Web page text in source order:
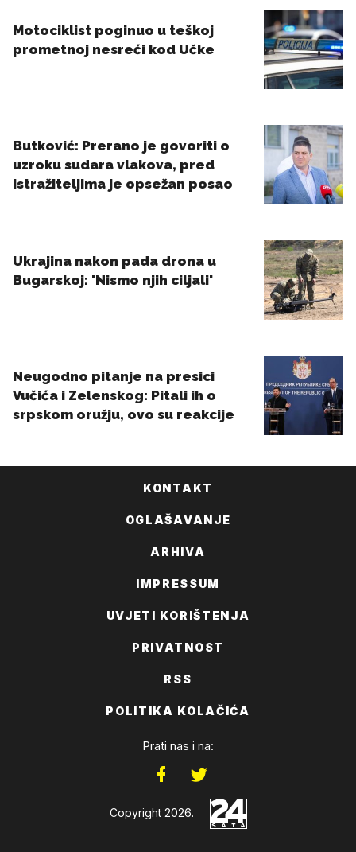
KONTAKT
OGLAŠAVANJE
ARHIVA
IMPRESSUM
UVJETI KORIŠTENJA
PRIVATNOST
RSS
POLITIKA KOLAČIĆA
Prati nas i na:
Copyright 2026.